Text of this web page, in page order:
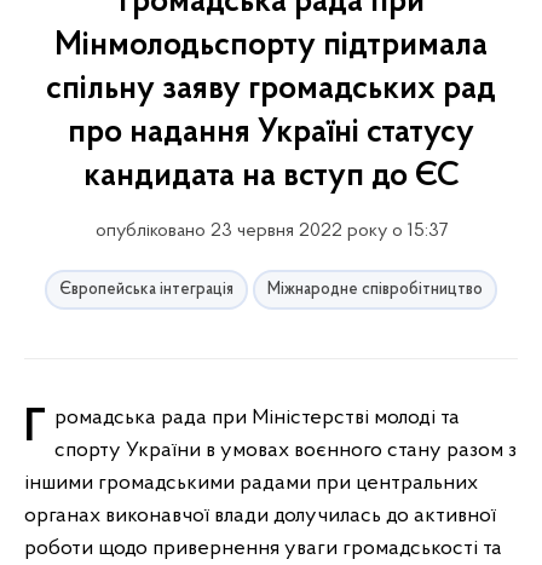
Мінмолодьспорту підтримала
спільну заяву громадських рад
про надання Україні статусу
кандидата на вступ до ЄС
опубліковано 23 червня 2022 року о 15:37
Європейська інтеграція Міжнародне співробітництво
Громадська рада при Міністерстві молоді та спорту України в умовах воєнного стану разом з
іншими громадськими радами при центральних
органах виконавчої влади долучилась до активної
роботи щодо привернення уваги громадськості та